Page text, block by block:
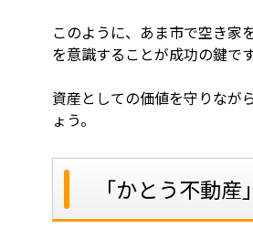
このように、あま市で空き
を意識することが成功の鍵です
資産としての価値を守りなが
ょう。
「かとう不動